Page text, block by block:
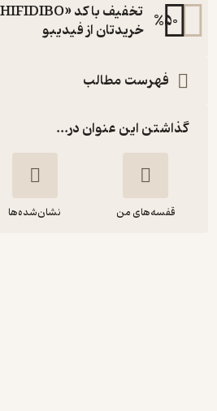
%50
خریدتان از فیدیبو
فهرست مطالب
گذاشتن این عنوان در...
قفسه‌های من نشان‌شده‌ها